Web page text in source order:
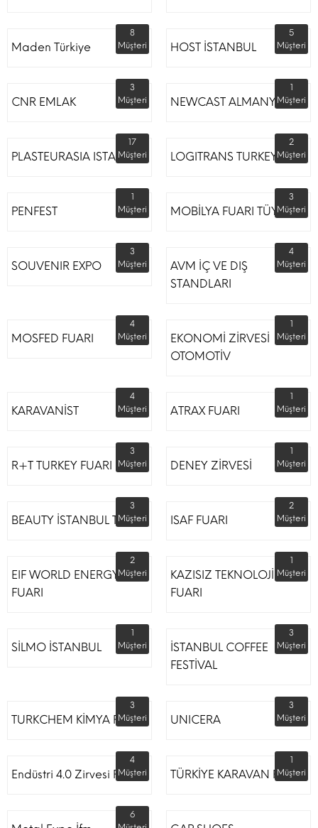
Maden Türkiye
8
Müşteri
HOST İSTANBUL
5
Müşteri
CNR EMLAK
3
Müşteri
NEWCAST ALMANYA
1
Müşteri
PLASTEURASIA ISTANBUL
17
Müşteri
LOGITRANS TURKEY
2
Müşteri
PENFEST
1
Müşteri
MOBİLYA FUARI TÜYAP
3
Müşteri
SOUVENIR EXPO
3
Müşteri
AVM İÇ VE DIŞ
STANDLARI
4
Müşteri
MOSFED FUARI
4
Müşteri
EKONOMİ ZİRVESİ
OTOMOTİV
1
Müşteri
KARAVANİST
4
Müşteri
ATRAX FUARI
1
Müşteri
R+T TURKEY FUARI
3
Müşteri
DENEY ZİRVESİ
1
Müşteri
BEAUTY İSTANBUL TÜYAP
3
Müşteri
ISAF FUARI
2
Müşteri
EIF WORLD ENERGY
FUARI
2
Müşteri
KAZISIZ TEKNOLOJİLER
FUARI
1
Müşteri
SİLMO İSTANBUL
1
Müşteri
İSTANBUL COFFEE
FESTİVAL
3
Müşteri
TURKCHEM KİMYA FUARI
3
Müşteri
UNICERA
3
Müşteri
Endüstri 4.0 Zirvesi Fuarı
4
Müşteri
TÜRKİYE KARAVAN FUARI
1
Müşteri
6